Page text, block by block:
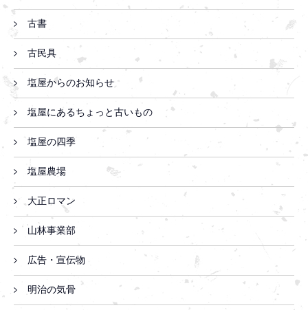
古書
古民具
塩屋からのお知らせ
塩屋にあるちょっと古いもの
塩屋の四季
塩屋農場
大正ロマン
山林事業部
広告・宣伝物
明治の気骨